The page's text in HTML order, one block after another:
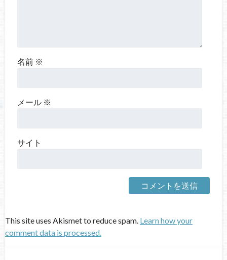
名前 ※
メール ※
サイト
This site uses Akismet to reduce spam. Learn how your
comment data is processed.